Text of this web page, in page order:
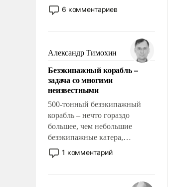
постепенно вытесняя и
отменяя традиционное
мужественным и твердым под
ударами судьбы, брать на себя
ответственность, помогать
слабым, идти вперед и
адаптироваться.
6 комментариев
Александр Тимохин
Безэкипажный корабль –
задача со многими
неизвестными
500-тонный безэкипажный
корабль – нечто гораздо
большее, чем небольшие
безэкипажные катера,
применение которых уже
стало обыденностью. Задача по
сложна и амбициозна. Однако
1 комментарий